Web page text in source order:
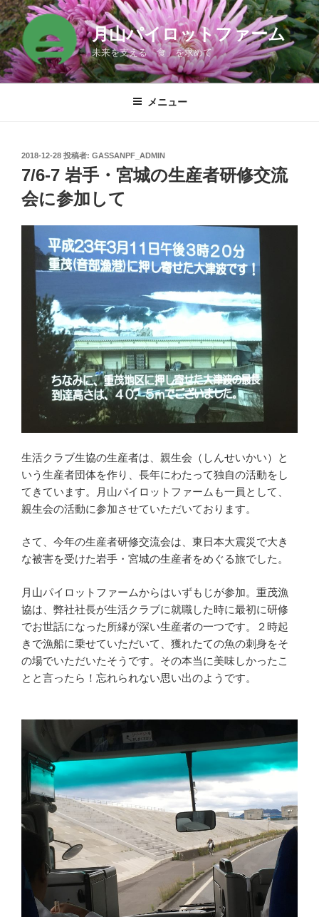
コ
ン
テ
ン
ツ
月山パイロットファーム
未来を支える「食」を求めて
メニュー
投
稿
日:
2018-12-28 投稿者: GASSANPF_ADMIN
7/6-7 岩手・宮城の生産者研修交流
会に参加して
生活クラブ生協の生産者は、親生会（しんせいかい）と
いう生産者団体を作り、長年にわたって独自の活動をし
てきています。月山パイロットファームも一員として、
親生会の活動に参加させていただいております。
さて、今年の生産者研修交流会は、東日本大震災で大き
な被害を受けた岩手・宮城の生産者をめぐる旅でした。
月山パイロットファームからはいずもじが参加。重茂漁
協は、弊社社長が生活クラブに就職した時に最初に研修
でお世話になった所縁が深い生産者の一つです。２時起
きで漁船に乗せていただいて、獲れたての魚の刺身をそ
の場でいただいたそうです。その本当に美味しかったこ
とと言ったら！忘れられない思い出のようです。